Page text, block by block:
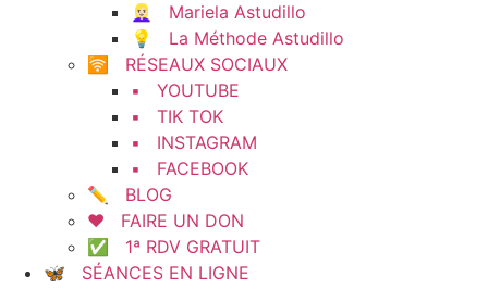
👱🏻‍♀️ Mariela Astudillo
💡 La Méthode Astudillo
🛜 RÉSEAUX SOCIAUX
▪️ YOUTUBE
▪️ TIK TOK
▪️ INSTAGRAM
▪️ FACEBOOK
✏️ BLOG
❤️ FAIRE UN DON
✅ 1ª RDV GRATUIT
🦋 SÉANCES EN LIGNE